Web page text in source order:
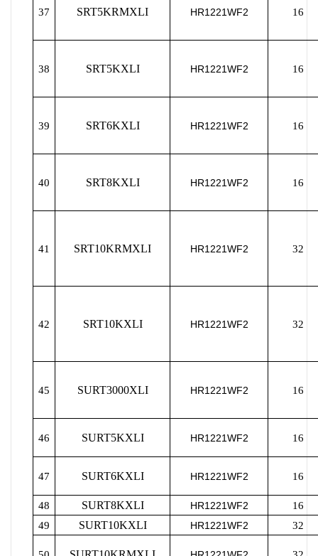
37 SRT5KRMXLI HR1221WF2 16
38 SRT5KXLI HR1221WF2 16
39 SRT6KXLI HR1221WF2 16
40 SRT8KXLI HR1221WF2 16
41 SRT10KRMXLI HR1221WF2 32
42 SRT10KXLI HR1221WF2 32
45 SURT3000XLI HR1221WF2 16
46 SURT5KXLI HR1221WF2 16
47 SURT6KXLI HR1221WF2 16
48 SURT8KXLI HR1221WF2
16
49
SURT10KXLI HR1221WF2 32